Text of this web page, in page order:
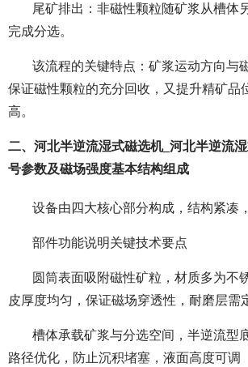
尾矿排出：非磁性颗粒随矿浆从槽体
完成分选。
该流程的关键特点：矿浆运动方向与
保证磁性颗粒的充分回收，又提升精矿品
高。
二、河北半逆流湿式磁选机_河北半逆流
号参数及磁场强度基本结构组成
设备由四大核心部分构成，结构紧凑
部件功能说明关键技术要点
圆筒表面吸附磁性矿粒，材质多为不
皮厚度均匀，保证磁场穿透性，耐磨层需
槽体承载矿浆与分选空间，半逆流型
路径优化，防止沉积堵塞，液面高度可调